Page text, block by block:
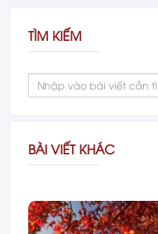
TÌM KIẾM
BÀI VIẾT KHÁC